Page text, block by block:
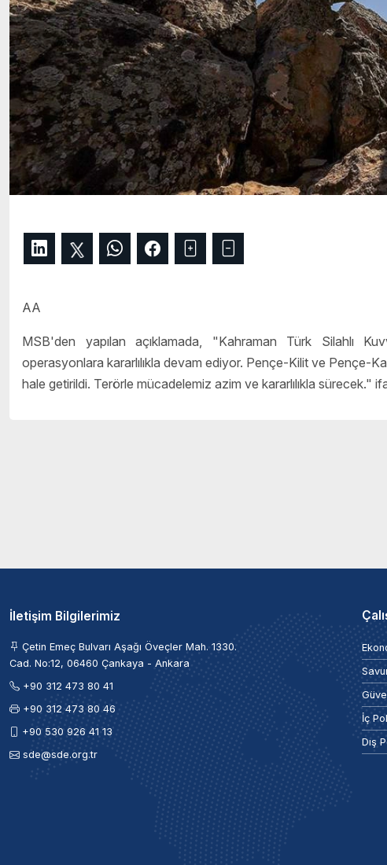
AA
MSB'den yapılan açıklamada, "Kahraman Türk Silahlı
operasyonlara kararlılıkla devam ediyor. Pençe-Kilit ve Pençe-
hale getirildi. Terörle mücadelemiz azim ve kararlılıkla sürecek."
İletişim Bilgilerimiz
Çetin Emeç Bulvarı Aşağı Öveçler Mah. 1330.
Cad. No:12, 06460 Çankaya - Ankara
+90 312 473 80 41
+90 312 473 80 46
+90 530 926 41 13
sde@sde.org.tr
İç
Dış